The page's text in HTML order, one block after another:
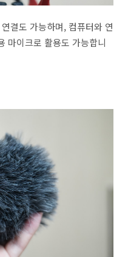
결도 가능하며, 컴퓨터와 연
마이크로 활용도 가능합니